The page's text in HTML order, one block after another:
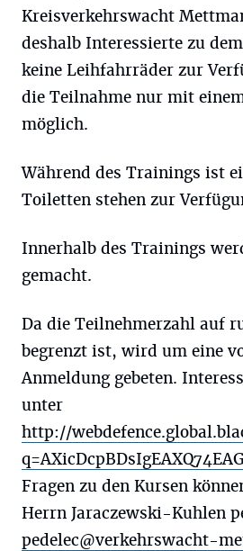
Kreisverkehrswacht
deshalb Interessierte zu
keine Leihfahrräder zur
die Teilnahme nur mit
möglich.
Während des Trainings ist
Toiletten stehen zur
Innerhalb des Trainings
gemacht.
Da die Teilnehmerzahl auf
begrenzt ist, wird um eine
Anmeldung gebeten.
unter
http://
Fragen zu den Kursen
Herrn Jaraczewski-Kuhlen
pedelec@verkehrswacht-